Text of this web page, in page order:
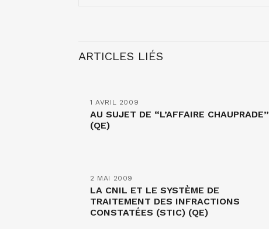
ARTICLES LIÉS
1 AVRIL 2009
AU SUJET DE “L’AFFAIRE CHAUPRADE”
(QE)
2 MAI 2009
LA CNIL ET LE SYSTÈME DE
TRAITEMENT DES INFRACTIONS
CONSTATÉES (STIC) (QE)